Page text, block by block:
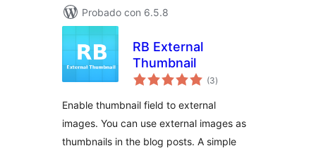
Probado con 6.5.8
RB External
Thumbnail
(3valoraciones
en
)
Enable thumbnail field to external
images. You can use external images as
thumbnails in the blog posts. A simple